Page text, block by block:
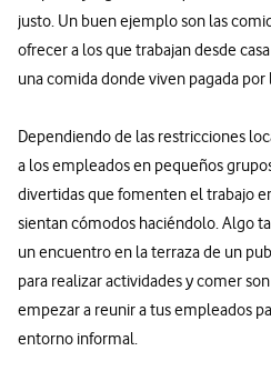
justo. Un buen ejemplo son las
ofrecer a los que trabajan desde
una comida donde viven pagada por
Dependiendo de las restricciones
a los empleados en pequeños
divertidas que fomenten el trabajo
sientan cómodos haciéndolo. Algo
un encuentro en la terraza de un
para realizar actividades y comer
empezar a reunir a tus empleados
entorno informal.